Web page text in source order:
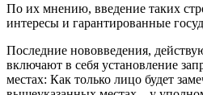
По их мнению, введение таких
интересы и гарантированные
Последние нововведения,
включают в себя установление
местах: Как только лицо будет